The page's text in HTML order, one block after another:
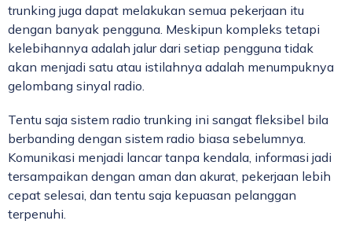
trunking juga dapat melakukan semua pekerjaan itu
dengan banyak pengguna. Meskipun kompleks tetapi
kelebihannya adalah jalur dari setiap pengguna tidak
akan menjadi satu atau istilahnya adalah menumpuknya
gelombang sinyal radio.
Tentu saja sistem radio trunking ini sangat fleksibel bila
berbanding dengan sistem radio biasa sebelumnya.
Komunikasi menjadi lancar tanpa kendala, informasi jadi
tersampaikan dengan aman dan akurat, pekerjaan lebih
cepat selesai, dan tentu saja kepuasan pelanggan
terpenuhi.